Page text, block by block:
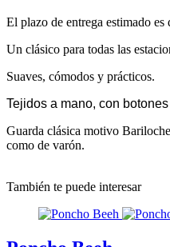
El plazo de entrega estimado es
Un clásico para todas las
Suaves, cómodos y prácticos.
Tejidos a mano, con
Guarda clásica motivo
como de varón.
También te puede interesar